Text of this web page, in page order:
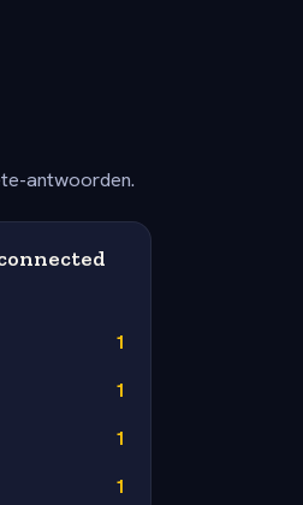
antwoorden.
1
1
1
1